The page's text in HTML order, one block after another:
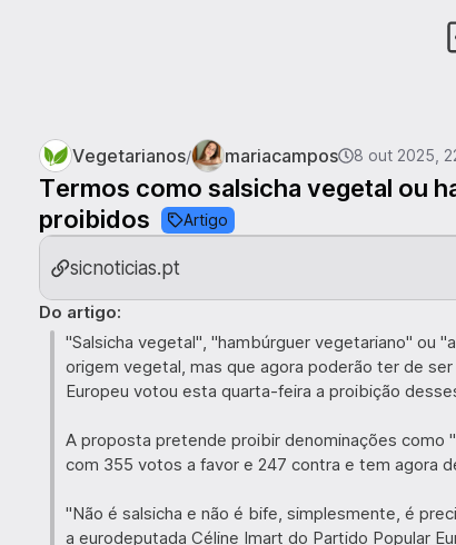
Vegetarianos/ mariacampos 8 out 2025,
Termos como salsicha vegetal ou
proibidos
Artigo
sicnoticias.pt
Do artigo:
"Salsicha vegetal", "hambúrguer vegetariano" ou
origem vegetal, mas que agora poderão ter de
Europeu votou esta quarta-feira a proibição
A proposta pretende proibir denominações como
com 355 votos a favor e 247 contra e tem agora
"Não é salsicha e não é bife, simplesmente, é
a eurodeputada Céline Imart do Partido Popular